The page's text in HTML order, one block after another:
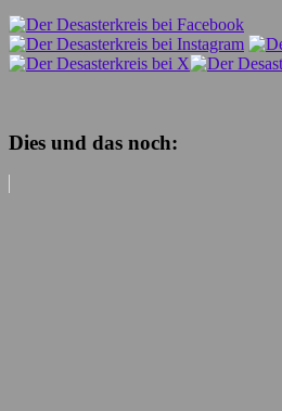
Dies und das noch: